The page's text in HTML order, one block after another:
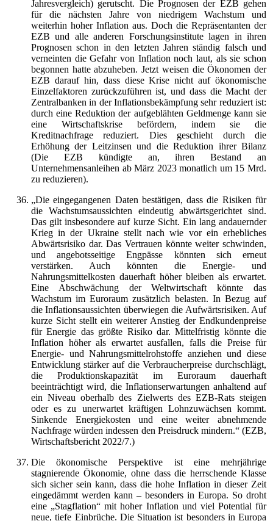
Jahresvergleich) gerutscht. Die Prognosen der EZB gehen
für die nächsten Jahre von niedrigem Wachstum und
weiterhin hoher Inflation aus. Doch die Repräsentanten der
EZB und alle anderen Forschungsinstitute lagen in ihren
Prognosen schon in den letzten Jahren ständig falsch und
verneinten die Gefahr von Inflation noch laut, als sie schon
begonnen hatte abzuheben. Jetzt weisen die Ökonomen der
EZB darauf hin, dass diese Krise nicht auf ökonomische
Einzelfaktoren zurückzuführen ist, und dass die Macht der
Zentralbanken in der Inflationsbekämpfung sehr reduziert ist:
durch eine Reduktion der aufgeblähten Geldmenge kann sie
eine Wirtschaftskrise befördern, indem sie die
Kreditnachfrage reduziert. Dies geschieht durch die
Erhöhung der Leitzinsen und die Reduktion ihrer Bilanz
(Die EZB kündigte an, ihren Bestand an
Unternehmensanleihen ab März 2023 monatlich um 15 Mrd.
zu reduzieren).
„Die eingegangenen Daten bestätigen, dass die Risiken für
die Wachstumsaussichten eindeutig abwärtsgerichtet sind.
Das gilt insbesondere auf kurze Sicht. Ein lang andauernder
Krieg in der Ukraine stellt nach wie vor ein erhebliches
Abwärtsrisiko dar. Das Vertrauen könnte weiter schwinden,
und angebotsseitige Engpässe könnten sich erneut
verstärken. Auch könnten die Energie- und
Nahrungsmittelkosten dauerhaft höher bleiben als erwartet.
Eine Abschwächung der Weltwirtschaft könnte das
Wachstum im Euroraum zusätzlich belasten. In Bezug auf
die Inflationsaussichten überwiegen die Aufwärtsrisiken. Auf
kurze Sicht stellt ein weiterer Anstieg der Endkundenpreise
für Energie das größte Risiko dar. Mittelfristig könnte die
Inflation höher als erwartet ausfallen, falls die Preise für
Energie- und Nahrungsmittelrohstoffe anziehen und diese
Entwicklung stärker auf die Verbraucherpreise durchschlägt,
die Produktionskapazität im Euroraum dauerhaft
beeinträchtigt wird, die Inflationserwartungen anhaltend auf
ein Niveau oberhalb des Zielwerts des EZB-Rats steigen
oder es zu unerwartet kräftigen Lohnzuwächsen kommt.
Sinkende Energiekosten und eine weiter abnehmende
Nachfrage würden indessen den Preisdruck mindern.“ (EZB,
Wirtschaftsbericht 2022/7.)
Die ökonomische Perspektive ist eine mehrjährige
stagnierende Ökonomie, ohne dass die herrschende Klasse
sich sicher sein kann, dass die hohe Inflation in dieser Zeit
eingedämmt werden kann – besonders in Europa. So droht
eine „Stagflation“ mit hoher Inflation und viel Potential für
neue, tiefe Einbrüche. Die Situation ist besonders in Europa